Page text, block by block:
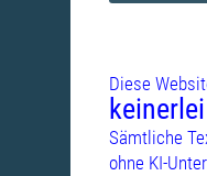
Diese
keinerlei
Sämtliche
ohne KI-